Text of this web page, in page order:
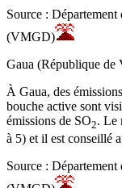
Source : Département
(VMGD)
Gaua (République de
À Gaua, des
bouche active sont
émissions de SO2. Le
à 5) et il est conseillé
Source : Département